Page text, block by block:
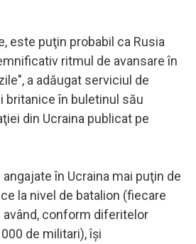
este puţin probabil ca Rusia
ritmul de avansare în
a adăugat serviciul de
britanice în buletinul său
din Ucraina publicat pe
în Ucraina mai puţin de
la nivel de batalion (fiecare
conform diferitelor
de militari), îşi